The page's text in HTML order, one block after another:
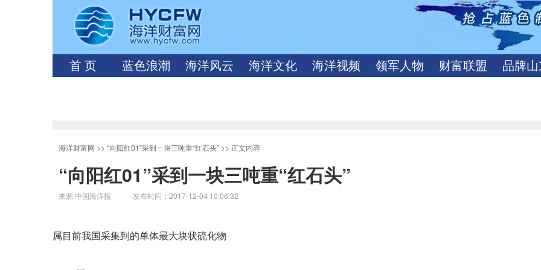
首 页 蓝色浪潮 海洋风云 海洋文化 海洋视频 领军人物 财富联盟 品牌
海洋财富网 >> “向阳红01”采到一块三吨重“红石头” >> 正文内容
“向阳红01”采到一块三吨重“红石头”
来源:中国海洋报 发布时间：2017-12-04 10:06:32
属目前我国采集到的单体最大块状硫化物